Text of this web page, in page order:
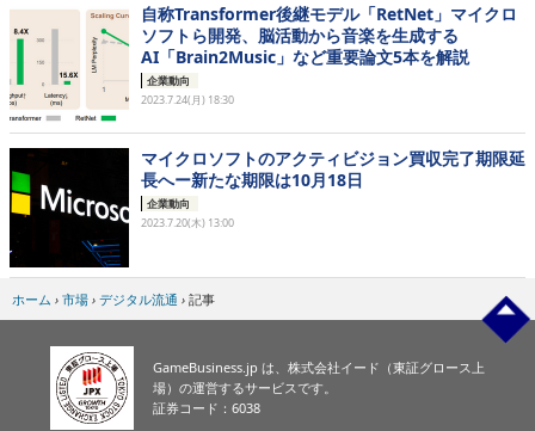
自称Transformer後継モデル「RetNet」マイクロ
ソフトら開発、脳活動から音楽を生成する
AI「Brain2Music」など重要論文5本を解説
企業動向
2023.7.24(月) 18:30
マイクロソフトのアクティビジョン買収完了期限延
長へー新たな期限は10月18日
企業動向
2023.7.20(木) 13:00
ホーム › 市場 › デジタル流通 › 記事
GameBusiness.jp は、株式会社イード（東証グロース上
場）の運営するサービスです。
証券コード：6038